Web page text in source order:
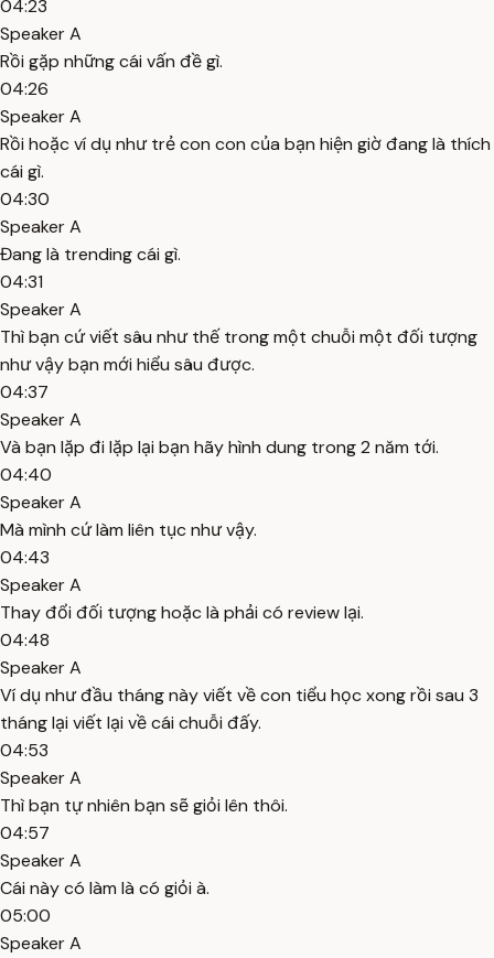
04:23
Speaker A
Rồi gặp những cái vấn đề gì.
04:26
Speaker A
Rồi hoặc ví dụ như trẻ con con của bạn hiện giờ đang là thích
cái gì.
04:30
Speaker A
Đang là trending cái gì.
04:31
Speaker A
Thì bạn cứ viết sâu như thế trong một chuỗi một đối tượng
như vậy bạn mới hiểu sâu được.
04:37
Speaker A
Và bạn lặp đi lặp lại bạn hãy hình dung trong 2 năm tới.
04:40
Speaker A
Mà mình cứ làm liên tục như vậy.
04:43
Speaker A
Thay đổi đối tượng hoặc là phải có review lại.
04:48
Speaker A
Ví dụ như đầu tháng này viết về con tiểu học xong rồi sau 3
tháng lại viết lại về cái chuỗi đấy.
04:53
Speaker A
Thì bạn tự nhiên bạn sẽ giỏi lên thôi.
04:57
Speaker A
Cái này có làm là có giỏi à.
05:00
Speaker A